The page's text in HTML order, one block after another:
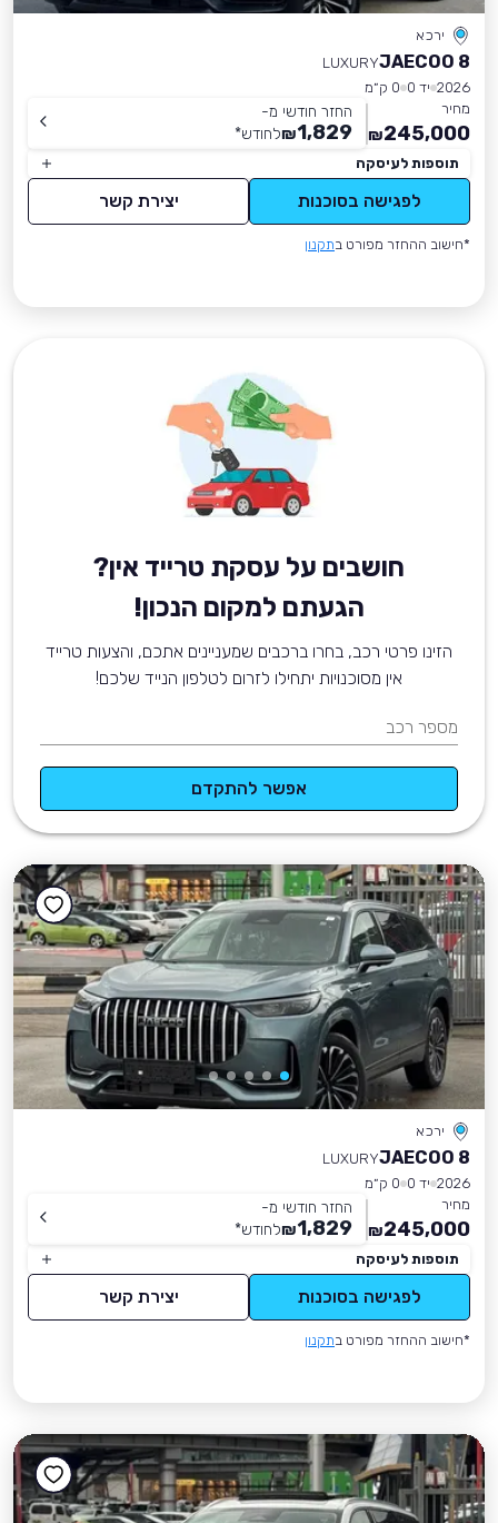
ירכא
JAECOO 8
LUXURY
2026 יד 0
0 ק״מ
מחיר
245,000
₪
החזר חודשי מ-
1,829
₪לחודש*
תוספות לעיסקה
לפגישה בסוכנות יצירת קשר
*חישוב ההחזר מפורט בתקנון
חושבים על עסקת טרייד אין?
הגעתם למקום הנכון!
הזינו פרטי רכב, בחרו ברכבים שמעניינים אתכם, והצעות טרייד
אין מסוכנויות יתחילו לזרום לטלפון הנייד שלכם!
מספר רכב
אפשר להתקדם
ירכא
JAECOO 8
LUXURY
2026 יד 0
0 ק״מ
מחיר
245,000
₪
החזר חודשי מ-
1,829
₪לחודש*
תוספות לעיסקה
לפגישה בסוכנות יצירת קשר
*חישוב ההחזר מפורט בתקנון